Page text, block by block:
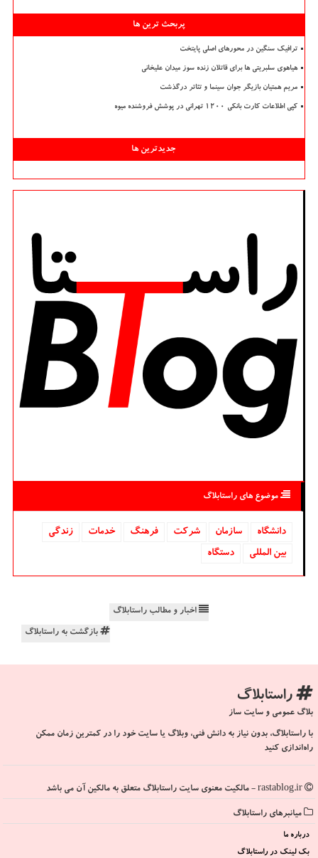
پربحث ترین ها
ترافیک سنگین در محورهای اصلی پایتخت
هیاهوی سلبریتی ها برای قاتلان زنده سوز میدان علیخانی
مریم همتیان بازیگر جوان سینما و تئاتر درگذشت
کپی اطلاعات کارت بانکی ۱۲۰۰ تهرانی در پوشش فروشنده میوه
جدیدترین ها
موضوع های راستابلاگ
دانشگاه‌ سازمان شركت فرهنگ خدمات
زندگی
بین المللی
دستگاه
اخبار و مطالب راستابلاگ
بازگشت به راستابلاگ
راستابلاگ
بلاگ عمومی و سایت ساز
با راستابلاگ، بدون نیاز به دانش فنی، وبلاگ یا سایت خود را در کمترین زمان ممکن
راه‌اندازی کنید
میانبرهای راستابلاگ
درباره ما
بک لینک در راستابلاگ